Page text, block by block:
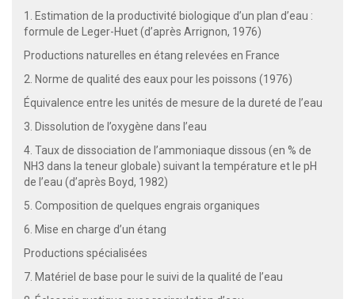
1. Estimation de la productivité biologique d’un plan d’eau :
formule de Leger-Huet (d’après Arrignon, 1976)
Productions naturelles en étang relevées en France
2. Norme de qualité des eaux pour les poissons (1976)
Équivalence entre les unités de mesure de la dureté de l’eau
3. Dissolution de l’oxygène dans l’eau
4. Taux de dissociation de l’ammoniaque dissous (en % de
NH3 dans la teneur globale) suivant la température et le pH
de l’eau (d’après Boyd, 1982)
5. Composition de quelques engrais organiques
6. Mise en charge d’un étang
Productions spécialisées
7. Matériel de base pour le suivi de la qualité de l’eau